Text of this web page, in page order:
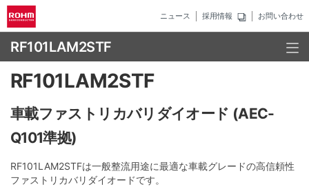
ニュース 採用情報 お問い合わせ
RF101LAM2STF
RF101LAM2STF
車載ファストリカバリダイオード (AEC-
Q101準拠)
RF101LAM2STFは一般整流用途に最適な車載グレードの高信頼性
ファストリカバリダイオードです。